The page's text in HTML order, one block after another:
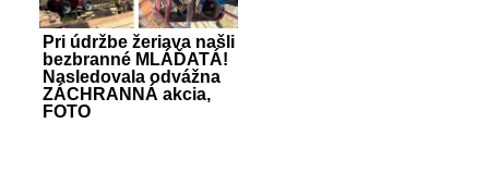
Pri údržbe žeriava našli
bezbranné MLÁĎATÁ!
Nasledovala odvážna
ZÁCHRANNÁ akcia,
FOTO